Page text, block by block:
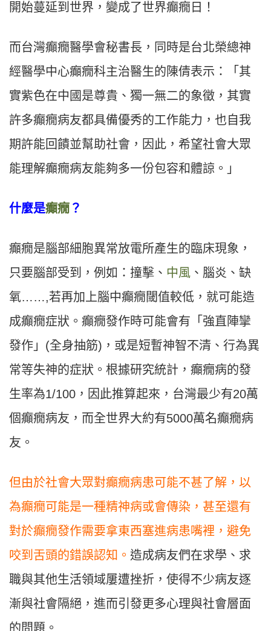
開始蔓延到世界，變成了世界癲癇日！
而台灣癲癇醫學會秘書長，同時是台北榮總神
經醫學中心癲癇科主治醫生的陳倩表示：「其
實紫色在中國是尊貴、獨一無二的象徵，其實
許多癲癇病友都具備優秀的工作能力，也自我
期許能回饋並幫助社會，因此，希望社會大眾
能理解癲癇病友能夠多一份包容和體諒。」
什麼是癲癇 ？
癲癇是腦部細胞異常放電所產生的臨床現象，
只要腦部受到，例如：撞擊、 中風 、腦炎、缺
氧……,若再加上腦中癲癇閾值較低，就可能造
成癲癇症狀。癲癇發作時可能會有「強直陣攣
發作」(全身抽筋)，或是短暫神智不清、行為異
常等失神的症狀。根據研究統計，癲癇病的發
生率為1/100，因此推算起來，台灣最少有20萬
個癲癇病友，而全世界大約有5000萬名癲癇病
友。
但由於社會大眾對癲癇病患可能不甚了解，以
為癲癇可能是一種精神病或會傳染，甚至還有
對於癲癇發作需要拿東西塞進病患嘴裡，避免
咬到舌頭的錯誤認知。 造成病友們在求學、求
職與其他生活領域屢遭挫折，使得不少病友逐
漸與社會隔絕，進而引發更多心理與社會層面
的問題。